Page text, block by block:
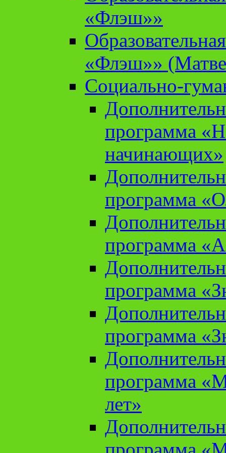
«Флэш»»
«Флэш»»
Социально-
программа
начинающих»
программа
программа
программа
программа
программа
лет»